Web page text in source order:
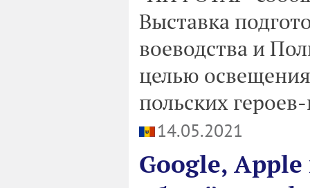
Выставка
воеводства и
целью
польских
14.05.2021
Google,